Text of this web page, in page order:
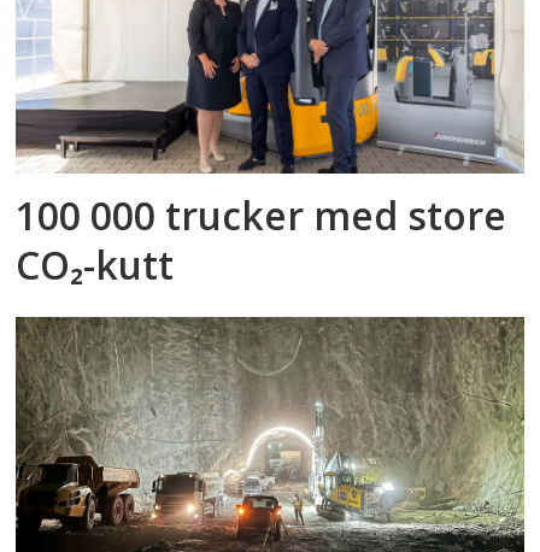
100 000 trucker med store
CO₂-kutt